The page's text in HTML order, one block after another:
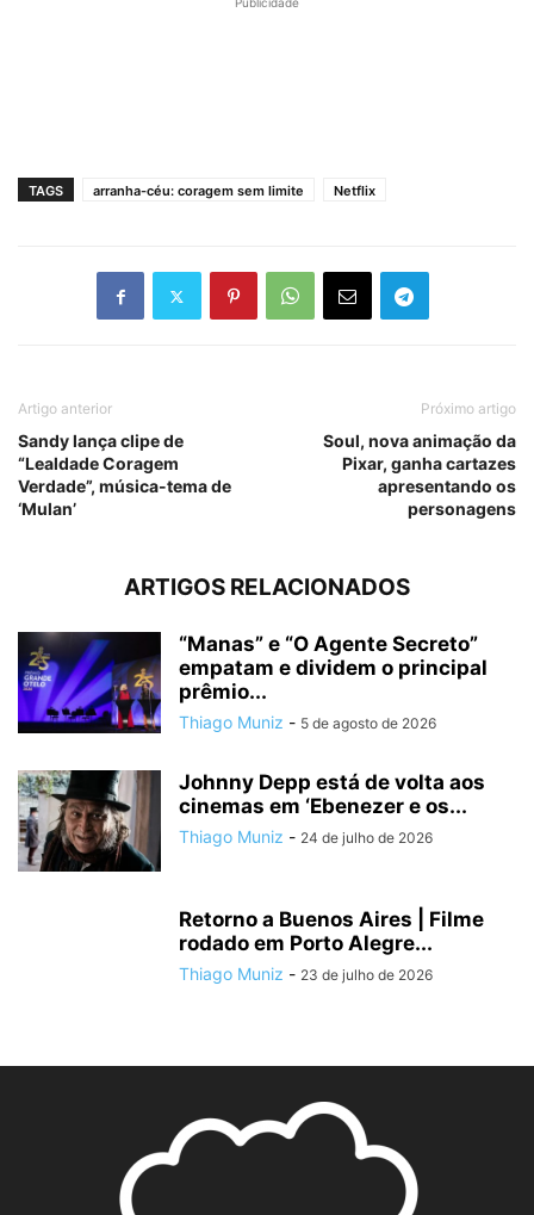
TAGS arranha-céu: coragem sem limite Netflix
Artigo anterior
Sandy lança clipe de
“Lealdade Coragem
Verdade”, música-tema de
‘Mulan’
Próximo artigo
Soul, nova animação da
Pixar, ganha cartazes
apresentando os
personagens
ARTIGOS RELACIONADOS
“Manas” e “O Agente Secreto”
empatam e dividem o principal
prêmio...
Thiago Muniz - 5 de agosto de 2026
Johnny Depp está de volta aos
cinemas em ‘Ebenezer e os...
Thiago Muniz - 24 de julho de 2026
Retorno a Buenos Aires | Filme
rodado em Porto Alegre...
Thiago Muniz - 23 de julho de 2026